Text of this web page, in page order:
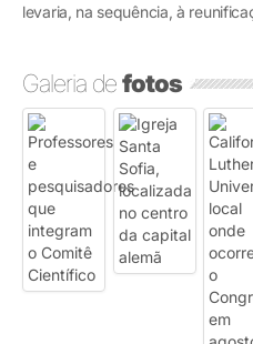
levaria, na sequência, à
Galeria defotos